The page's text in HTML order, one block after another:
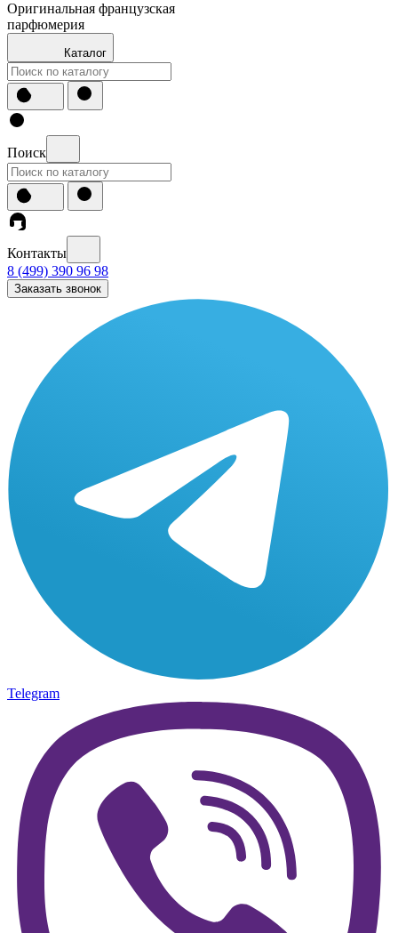
Оригинальная французская
парфюмерия
Каталог
Поиск
Контакты
8 (499) 390 96 98
Заказать звонок
Telegram